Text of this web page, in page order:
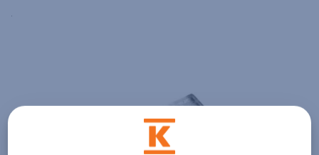
Yksityiskohtainen kuvaus löytyy Tuotteen kuvaus -